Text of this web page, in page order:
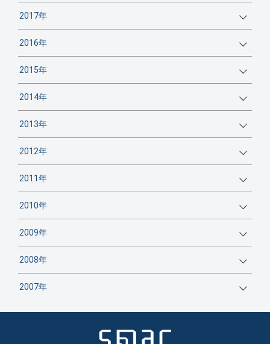
2017年
2016年
2015年
2014年
2013年
2012年
2011年
2010年
2009年
2008年
2007年